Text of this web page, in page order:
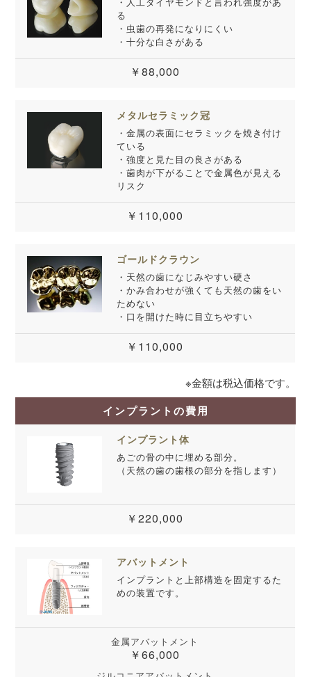
る
・虫歯の再発になりにくい
・十分な白さがある
￥88,000
メタルセラミック冠
・金属の表面にセラミックを焼き付け
ている
・強度と見た目の良さがある
・歯肉が下がることで金属色が見える
リスク
￥110,000
ゴールドクラウン
・天然の歯になじみやすい硬さ
・かみ合わせが強くても天然の歯をい
ためない
・口を開けた時に目立ちやすい
￥110,000
※金額は税込価格です。
インプラントの費用
インプラント体
あごの骨の中に埋める部分。
（天然の歯の歯根の部分を指します）
￥220,000
アバットメント
インプラントと上部構造を固定するた
めの装置です。
金属アバットメント
￥66,000